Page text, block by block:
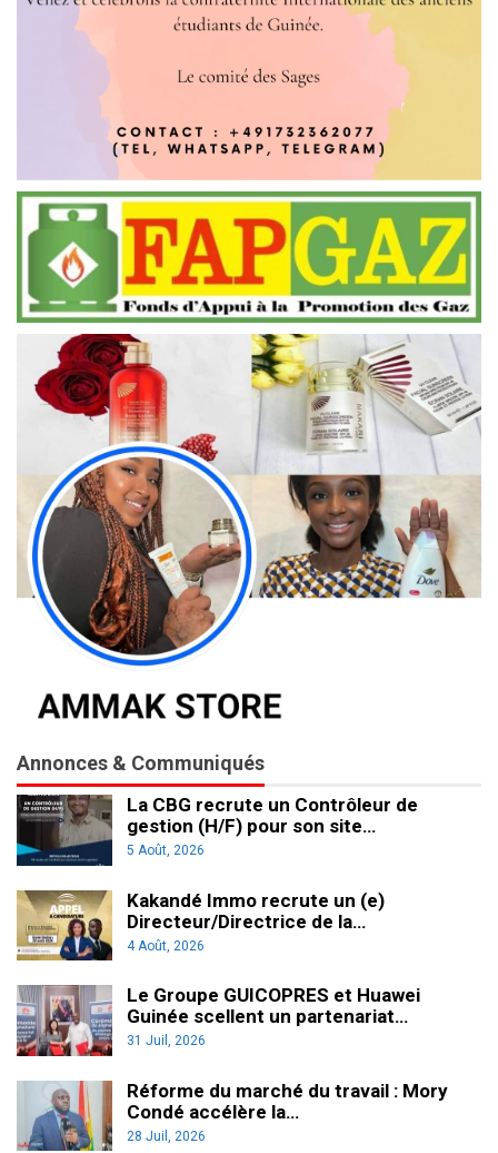
Annonces & Communiqués
La CBG recrute un Contrôleur de
gestion (H/F) pour son site…
5 Août, 2026
Kakandé Immo recrute un (e)
Directeur/Directrice de la…
4 Août, 2026
Le Groupe GUICOPRES et Huawei
Guinée scellent un partenariat…
31 Juil, 2026
Réforme du marché du travail : Mory
Condé accélère la…
28 Juil, 2026